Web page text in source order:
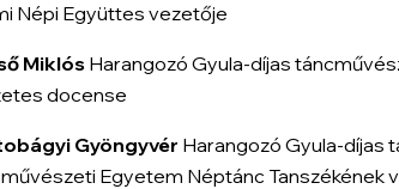
Népi Együttes vezetője
MiklósHarangozó Gyula-díjas
docense
Gyöngyvér Harangozó Gyula-díjas
Egyetem Néptánc Tanszékének